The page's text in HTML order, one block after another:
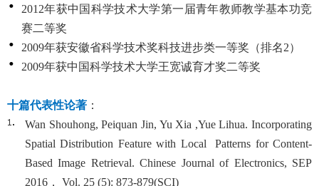
2012年获中国科学技术大学第一届青年教师教学基本功竞
赛二等奖
2009年获安徽省科学技术奖科技进步类一等奖（排名2）
2009年获中国科学技术大学王宽诚育才奖二等奖
十篇代表性论著 ：
Wan Shouhong, Peiquan Jin, Yu Xia ,Yue Lihua. Incorporating
Spatial Distribution Feature with Local Patterns for Content-
Based Image Retrieval. Chinese Journal of Electronics, SEP
2016， Vol. 25 (5): 873-879(SCI)